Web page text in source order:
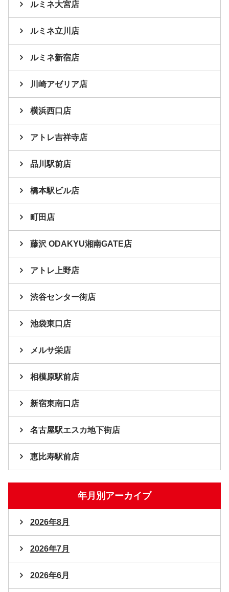
ルミネ大宮店
ルミネ立川店
ルミネ新宿店
川崎アゼリア店
横浜西口店
アトレ吉祥寺店
品川駅前店
橋本駅ビル店
町田店
藤沢 ODAKYU湘南GATE店
アトレ上野店
渋谷センター街店
池袋東口店
メルサ栄店
相模原駅前店
新宿東南口店
名古屋駅エスカ地下街店
恵比寿駅前店
年月別アーカイブ
2026年8月
2026年7月
2026年6月